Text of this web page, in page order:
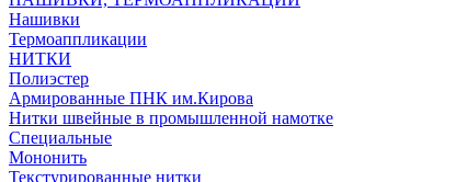
Нашивки
Термоаппликации
НИТКИ
Полиэстер
Армированные ПНК им.Кирова
Нитки швейные в промышленной намотке
Специальные
Мононить
Текстурированные нитки